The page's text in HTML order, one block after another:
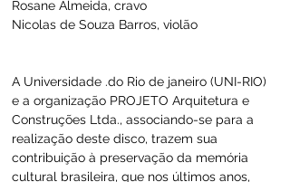
Rosane Almeida, cravo
Nicolas de Souza Barros, violão
A Universidade .do Rio de janeiro (UNI-RIO)
e a organização PROJETO Arquitetura e
Construções Ltda., associando-se para a
realização deste disco, trazem sua
contribuição à preservação da memória
cultural brasileira, que nos últimos anos,